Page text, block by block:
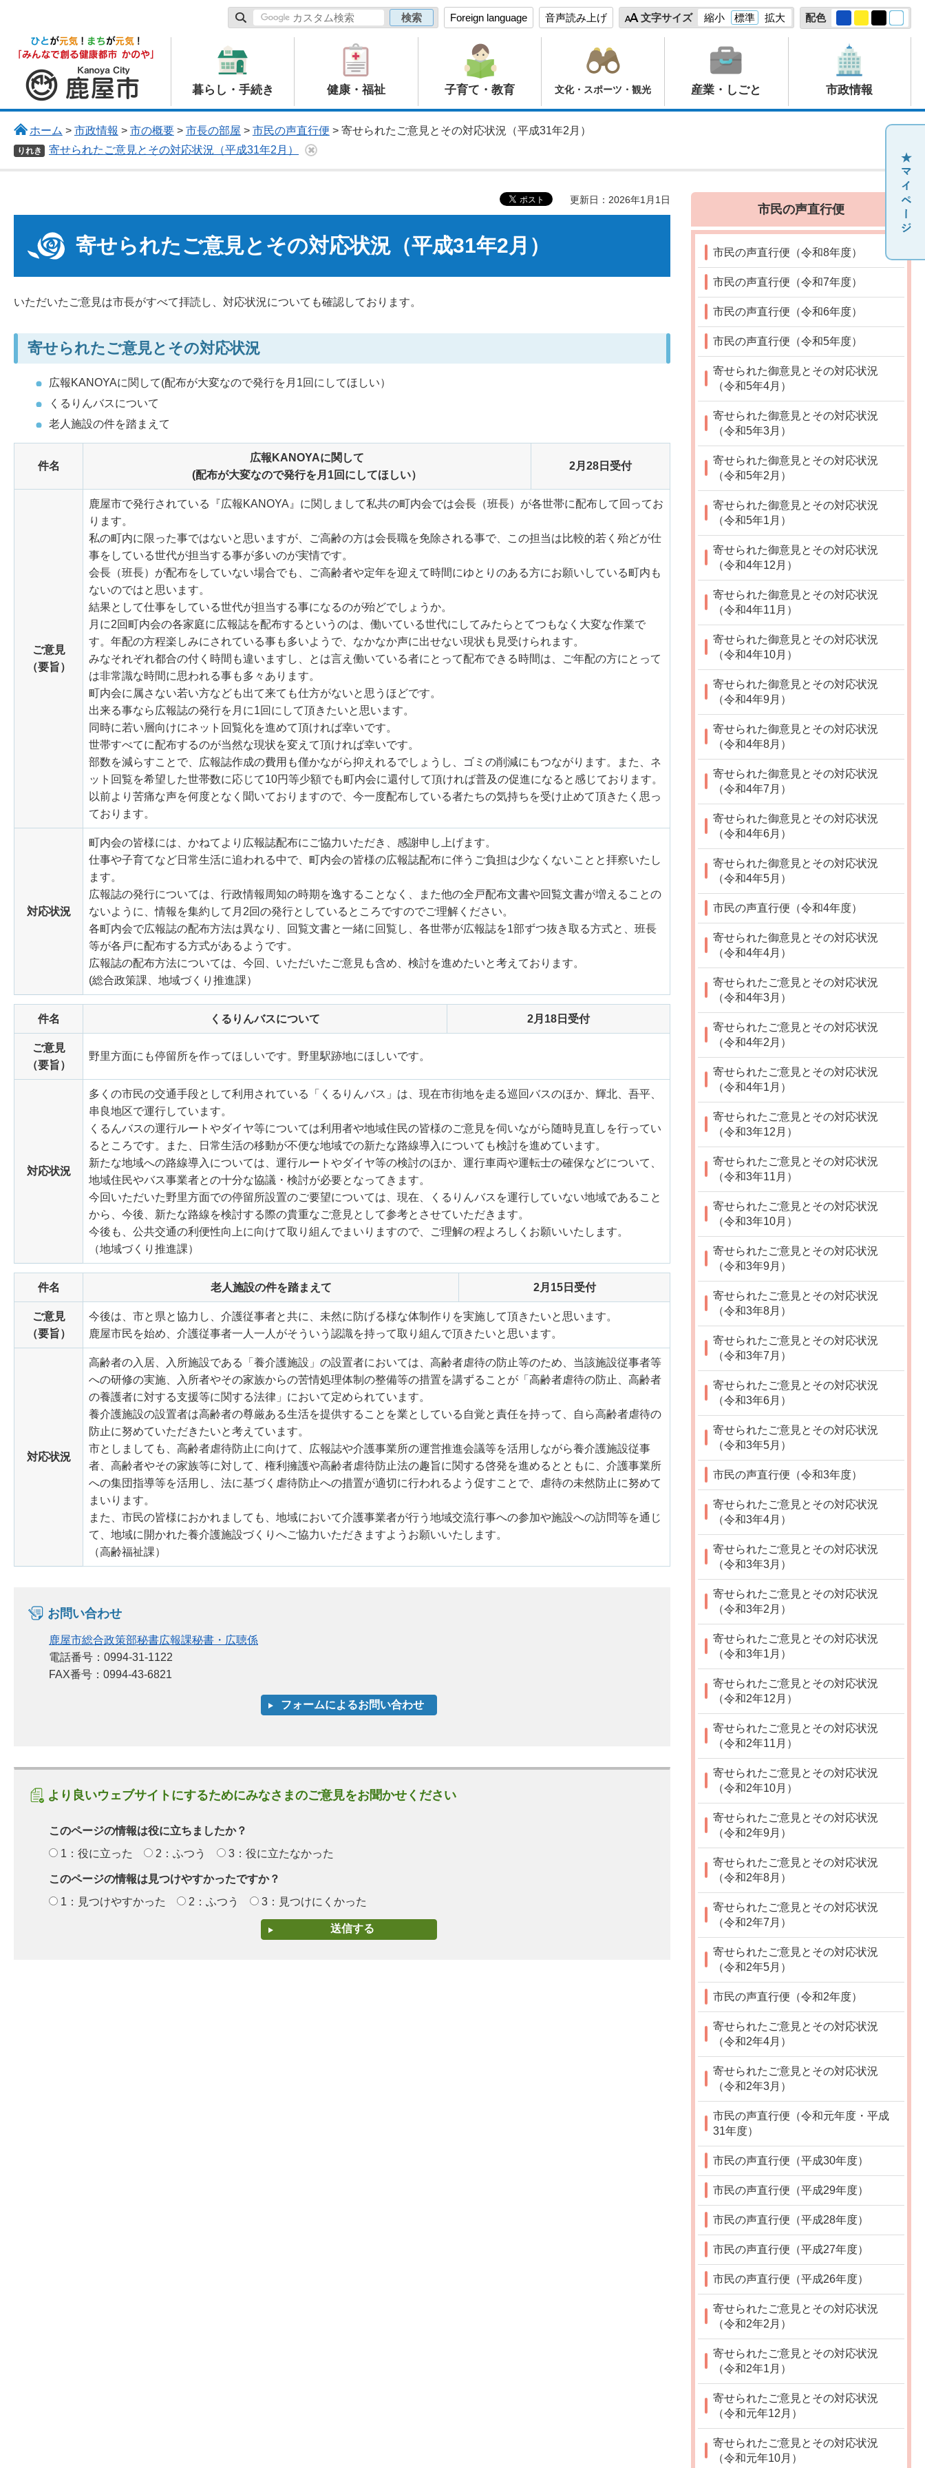
Foreign language 音声読み上げ 文字サイズ 縮小 標準 拡大 配色
鹿屋市
暮らし・手続き 健康・福祉 子育て・教育 文化・スポーツ・観光 産業・しごと 市政情報
ホーム > 市政情報 > 市の概要> 市長の部屋 > 市民の声直行便 > 寄せられたご意見とその対応状況（平成31年2月）
りれき 寄せられたご意見とその対応状況（平成31年2月）
更新日：2026年1月1日
寄せられたご意見とその対応状況（平成31年2月）
いただいたご意見は市長がすべて拝読し、対応状況についても確認しております。
寄せられたご意見とその対応状況
広報KANOYAに関して(配布が大変なので発行を月1回にしてほしい）
くるりんバスについて
老人施設の件を踏まえて
件名
広報KANOYAに関して
(配布が大変なので発行を月1回にしてほしい）
2月28日受付
ご意見
（要旨）
鹿屋市で発行されている『広報KANOYA』に関しまして私共の町内会では会長（班長）が各世帯に配布して回ってお
ります。
私の町内に限った事ではないと思いますが、ご高齢の方は会長職を免除される事で、この担当は比較的若く殆どが仕
事をしている世代が担当する事が多いのが実情です。
会長（班長）が配布をしていない場合でも、ご高齢者や定年を迎えて時間にゆとりのある方にお願いしている町内も
ないのではと思います。
結果として仕事をしている世代が担当する事になるのが殆どでしょうか。
月に2回町内会の各家庭に広報誌を配布するというのは、働いている世代にしてみたらとてつもなく大変な作業で
す。年配の方程楽しみにされている事も多いようで、なかなか声に出せない現状も見受けられます。
みなそれぞれ都合の付く時間も違いますし、とは言え働いている者にとって配布できる時間は、ご年配の方にとって
は非常識な時間に思われる事も多々あります。
町内会に属さない若い方なども出て来ても仕方がないと思うほどです。
出来る事なら広報誌の発行を月に1回にして頂きたいと思います。
同時に若い層向けにネット回覧化を進めて頂ければ幸いです。
世帯すべてに配布するのが当然な現状を変えて頂ければ幸いです。
部数を減らすことで、広報誌作成の費用も僅かながら抑えれるでしょうし、ゴミの削減にもつながります。また、ネ
ット回覧を希望した世帯数に応じて10円等少額でも町内会に還付して頂ければ普及の促進になると感じております。
以前より苦痛な声を何度となく聞いておりますので、今一度配布している者たちの気持ちを受け止めて頂きたく思っ
ております。
対応状況
町内会の皆様には、かねてより広報誌配布にご協力いただき、感謝申し上げます。
仕事や子育てなど日常生活に追われる中で、町内会の皆様の広報誌配布に伴うご負担は少なくないことと拝察いたし
ます。
広報誌の発行については、行政情報周知の時期を逸することなく、また他の全戸配布文書や回覧文書が増えることの
ないように、情報を集約して月2回の発行としているところですのでご理解ください。
各町内会で広報誌の配布方法は異なり、回覧文書と一緒に回覧し、各世帯が広報誌を1部ずつ抜き取る方式と、班長
等が各戸に配布する方式があるようです。
広報誌の配布方法については、今回、いただいたご意見も含め、検討を進めたいと考えております。
(総合政策課、地域づくり推進課）
件名 くるりんバスについて 2月18日受付
ご意見
（要旨）
野里方面にも停留所を作ってほしいです。野里駅跡地にほしいです。
対応状況
多くの市民の交通手段として利用されている「くるりんバス」は、現在市街地を走る巡回バスのほか、輝北、吾平、
串良地区で運行しています。
くるんバスの運行ルートやダイヤ等については利用者や地域住民の皆様のご意見を伺いながら随時見直しを行ってい
るところです。また、日常生活の移動が不便な地域での新たな路線導入についても検討を進めています。
新たな地域への路線導入については、運行ルートやダイヤ等の検討のほか、運行車両や運転士の確保などについて、
地域住民やバス事業者との十分な協議・検討が必要となってきます。
今回いただいた野里方面での停留所設置のご要望については、現在、くるりんバスを運行していない地域であること
から、今後、新たな路線を検討する際の貴重なご意見として参考とさせていただきます。
今後も、公共交通の利便性向上に向けて取り組んでまいりますので、ご理解の程よろしくお願いいたします。
（地域づくり推進課）
件名 老人施設の件を踏まえて 2月15日受付
ご意見
（要旨）
今後は、市と県と協力し、介護従事者と共に、未然に防げる様な体制作りを実施して頂きたいと思います。
鹿屋市民を始め、介護従事者一人一人がそういう認識を持って取り組んで頂きたいと思います。
対応状況
高齢者の入居、入所施設である「養介護施設」の設置者においては、高齢者虐待の防止等のため、当該施設従事者等
への研修の実施、入所者やその家族からの苦情処理体制の整備等の措置を講ずることが「高齢者虐待の防止、高齢者
の養護者に対する支援等に関する法律」において定められています。
養介護施設の設置者は高齢者の尊厳ある生活を提供することを業としている自覚と責任を持って、自ら高齢者虐待の
防止に努めていただきたいと考えています。
市としましても、高齢者虐待防止に向けて、広報誌や介護事業所の運営推進会議等を活用しながら養介護施設従事
者、高齢者やその家族等に対して、権利擁護や高齢者虐待防止法の趣旨に関する啓発を進めるとともに、介護事業所
への集団指導等を活用し、法に基づく虐待防止への措置が適切に行われるよう促すことで、虐待の未然防止に努めて
まいります。
また、市民の皆様におかれましても、地域において介護事業者が行う地域交流行事への参加や施設への訪問等を通じ
て、地域に開かれた養介護施設づくりへご協力いただきますようお願いいたします。
（高齢福祉課）
お問い合わせ
鹿屋市総合政策部秘書広報課秘書・広聴係
電話番号：0994-31-1122
FAX番号：0994-43-6821
より良いウェブサイトにするためにみなさまのご意見をお聞かせください
このページの情報は役に立ちましたか？
1：役に立った
2：ふつう 3：役に立たなかった
このページの情報は見つけやすかったですか？
1：見つけやすかった
2：ふつう 3：見つけにくかった
市民の声直行便
市民の声直行便（令和8年度）
市民の声直行便（令和7年度）
市民の声直行便（令和6年度）
市民の声直行便（令和5年度）
寄せられた御意見とその対応状況
（令和5年4月）
寄せられた御意見とその対応状況
（令和5年3月）
寄せられた御意見とその対応状況
（令和5年2月）
寄せられた御意見とその対応状況
（令和5年1月）
寄せられた御意見とその対応状況
（令和4年12月）
寄せられた御意見とその対応状況
（令和4年11月）
寄せられた御意見とその対応状況
（令和4年10月）
寄せられた御意見とその対応状況
（令和4年9月）
寄せられた御意見とその対応状況
（令和4年8月）
寄せられた御意見とその対応状況
（令和4年7月）
寄せられた御意見とその対応状況
（令和4年6月）
寄せられた御意見とその対応状況
（令和4年5月）
市民の声直行便（令和4年度）
寄せられた御意見とその対応状況
（令和4年4月）
寄せられたご意見とその対応状況
（令和4年3月）
寄せられたご意見とその対応状況
（令和4年2月）
寄せられたご意見とその対応状況
（令和4年1月）
寄せられたご意見とその対応状況
（令和3年12月）
寄せられたご意見とその対応状況
（令和3年11月）
寄せられたご意見とその対応状況
（令和3年10月）
寄せられたご意見とその対応状況
（令和3年9月）
寄せられたご意見とその対応状況
（令和3年8月）
寄せられたご意見とその対応状況
（令和3年7月）
寄せられたご意見とその対応状況
（令和3年6月）
寄せられたご意見とその対応状況
（令和3年5月）
市民の声直行便（令和3年度）
寄せられたご意見とその対応状況
（令和3年4月）
寄せられたご意見とその対応状況
（令和3年3月）
寄せられたご意見とその対応状況
（令和3年2月）
寄せられたご意見とその対応状況
（令和3年1月）
寄せられたご意見とその対応状況
（令和2年12月）
寄せられたご意見とその対応状況
（令和2年11月）
寄せられたご意見とその対応状況
（令和2年10月）
寄せられたご意見とその対応状況
（令和2年9月）
寄せられたご意見とその対応状況
（令和2年8月）
寄せられたご意見とその対応状況
（令和2年7月）
寄せられたご意見とその対応状況
（令和2年5月）
市民の声直行便（令和2年度）
寄せられたご意見とその対応状況
（令和2年4月）
寄せられたご意見とその対応状況
（令和2年3月）
市民の声直行便（令和元年度・平成
31年度）
市民の声直行便（平成30年度）
市民の声直行便（平成29年度）
市民の声直行便（平成28年度）
市民の声直行便（平成27年度）
市民の声直行便（平成26年度）
寄せられたご意見とその対応状況
（令和2年2月）
寄せられたご意見とその対応状況
（令和2年1月）
寄せられたご意見とその対応状況
（令和元年12月）
寄せられたご意見とその対応状況
（令和元年10月）